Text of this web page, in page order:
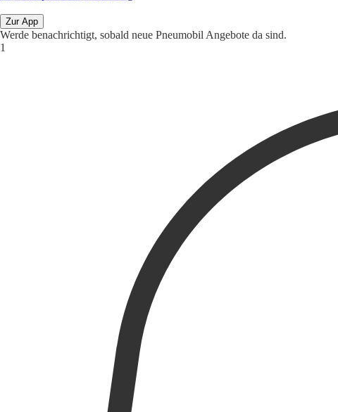
Zur App
Werde benachrichtigt, sobald neue Pneumobil Angebote da sind.